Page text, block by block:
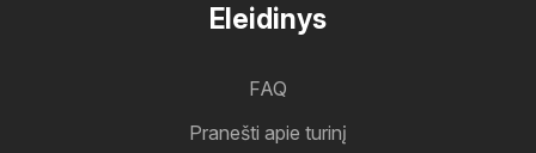
Eleidinys
FAQ
Pranešti apie turinį